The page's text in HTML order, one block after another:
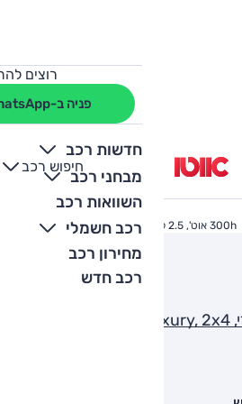
רוצים
פניה ב-WhatsApp
חדשות רכב
מבחני רכב
השוואות רכב
רכב חשמלי
מחירון רכב
רכב חדש
חיפוש רכב
+
-
300h אוט', 2.5 ל' היברידי, Luxury, 2x4